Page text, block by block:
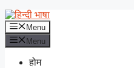
Menu
Menu
होम